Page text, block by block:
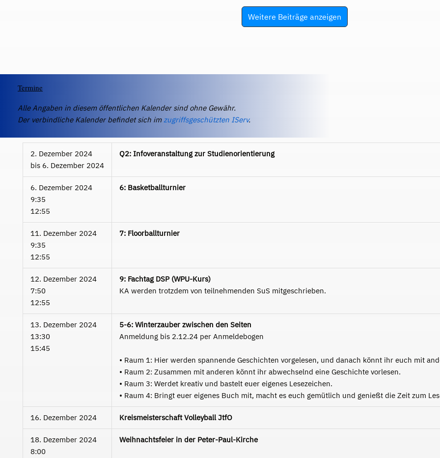
Weitere Beiträge anzeigen
Termine
Alle Angaben in diesem öffentlichen Kalender sind ohne Gewähr.
Der verbindliche Kalender befindet sich imzugriffsgeschützten IServ.
2. Dezember 2024
bis 6. Dezember 2024
Q2: Infoveranstaltung zur Studienorientierung
6. Dezember 2024
9:35
12:55
6: Basketballturnier
11. Dezember 2024
9:35
12:55
7: Floorballturnier
12. Dezember 2024
7:50
12:55
9: Fachtag DSP (WPU-Kurs)
KA werden trotzdem von teilnehmenden SuS mitgeschrieben.
13. Dezember 2024
13:30
15:45
5-6: Winterzauber zwischen den Seiten
Anmeldung bis 2.12.24 per Anmeldebogen
• Raum 1: Hier werden spannende Geschichten vorgelesen, und danach könnt ihr euch mit
• Raum 2: Zusammen mit anderen könnt ihr abwechselnd eine Geschichte vorlesen.
• Raum 3: Werdet kreativ und bastelt euer eigenes Lesezeichen.
• Raum 4: Bringt euer eigenes Buch mit, macht es euch gemütlich und genießt die Zeit zum
16. Dezember 2024 Kreismeisterschaft Volleyball JtfO
18. Dezember 2024
8:00
Weihnachtsfeier in der Peter-Paul-Kirche